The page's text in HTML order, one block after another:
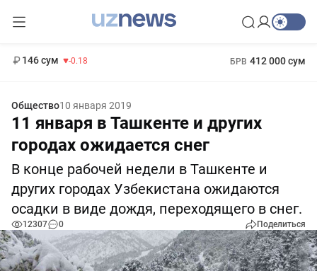
146 сум -0.18 БРВ 412 000 сум
Общество10 января 2019
11 января в Ташкенте и других
городах ожидается снег
В конце рабочей недели в Ташкенте и
других городах Узбекистана ожидаются
осадки в виде дождя, переходящего в снег.
12307 0 Поделиться